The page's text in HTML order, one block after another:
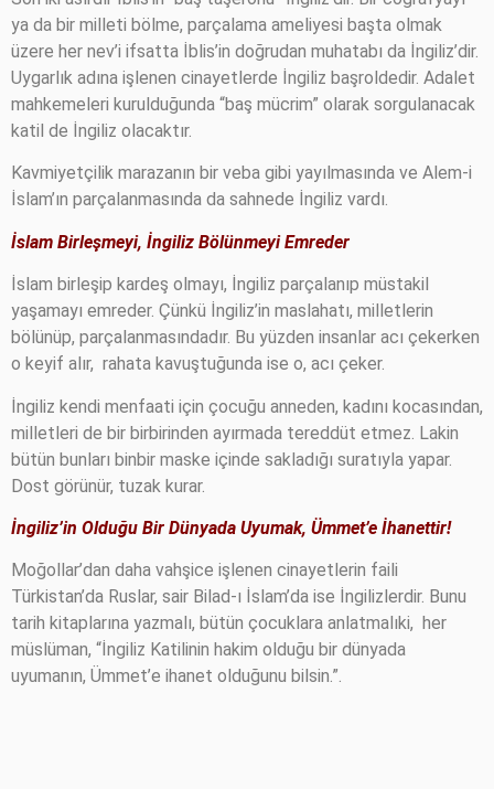
ya da bir milleti bölme, parçalama ameliyesi başta olmak
üzere her nev’i ifsatta İblis’in doğrudan muhatabı da İngiliz’dir.
Uygarlık adına işlenen cinayetlerde İngiliz başroldedir. Adalet
mahkemeleri kurulduğunda “baş mücrim” olarak sorgulanacak
katil de İngiliz olacaktır.
Kavmiyetçilik marazanın bir veba gibi yayılmasında ve Alem-i
İslam’ın parçalanmasında da sahnede İngiliz vardı.
İslam Birleşmeyi, İngiliz Bölünmeyi Emreder
İslam birleşip kardeş olmayı, İngiliz parçalanıp müstakil
yaşamayı emreder. Çünkü İngiliz’in maslahatı, milletlerin
bölünüp, parçalanmasındadır. Bu yüzden insanlar acı çekerken
o keyif alır, rahata kavuştuğunda ise o, acı çeker.
İngiliz kendi menfaati için çocuğu anneden, kadını kocasından,
milletleri de bir birbirinden ayırmada tereddüt etmez. Lakin
bütün bunları binbir maske içinde sakladığı suratıyla yapar.
Dost görünür, tuzak kurar.
İngiliz’in Olduğu Bir Dünyada Uyumak, Ümmet’e İhanettir!
Moğollar’dan daha vahşice işlenen cinayetlerin faili
Türkistan’da Ruslar, sair Bilad-ı İslam’da ise İngilizlerdir. Bunu
tarih kitaplarına yazmalı, bütün çocuklara anlatmalıki, her
müslüman, “İngiliz Katilinin hakim olduğu bir dünyada
uyumanın, Ümmet’e ihanet olduğunu bilsin.”.